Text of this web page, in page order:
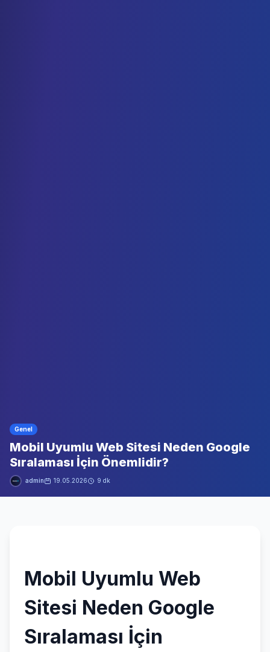
Genel
Mobil Uyumlu Web Sitesi Neden Google
Sıralaması İçin Önemlidir?
admin 19.05.2026 9 dk
Mobil Uyumlu Web
Sitesi Neden Google
Sıralaması İçin